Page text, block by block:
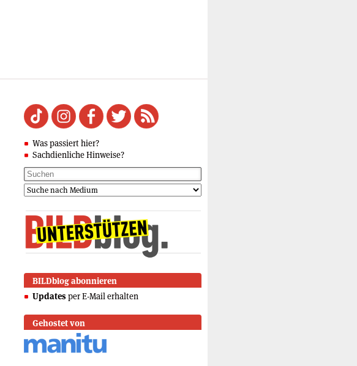
Was passiert hier?
Sachdienliche Hinweise?
BILDblog abonnieren
Updates per E-Mail erhalten
Gehostet von